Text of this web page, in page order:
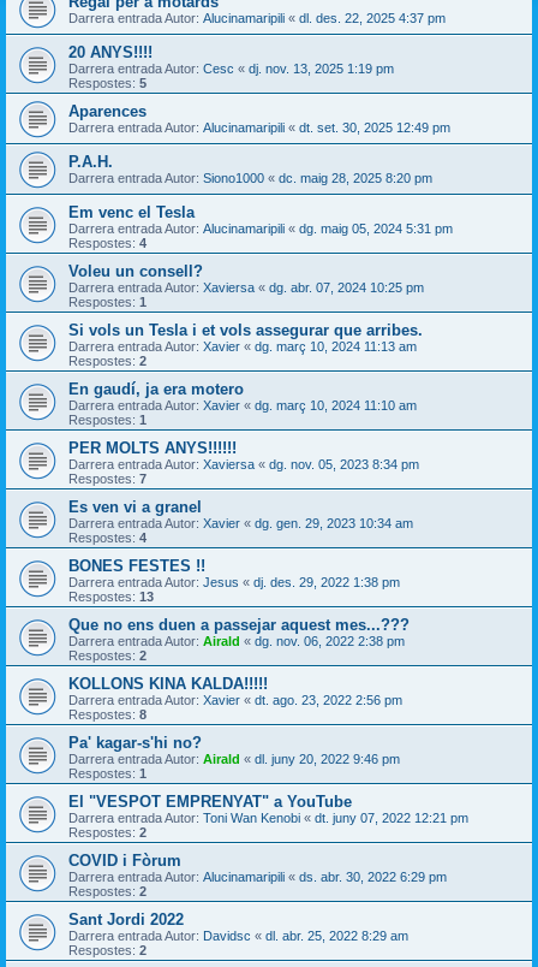
Darrera entrada Autor: Alucinamaripili « dl. des. 22, 2025 4:37 pm
20 ANYS!!!!
Darrera entrada Autor: Cesc « dj. nov. 13, 2025 1:19 pm
Respostes: 5
Aparences
Darrera entrada Autor: Alucinamaripili « dt. set. 30, 2025 12:49 pm
P.A.H.
Darrera entrada Autor: Siono1000 « dc. maig 28, 2025 8:20 pm
Em venc el Tesla
Darrera entrada Autor: Alucinamaripili « dg. maig 05, 2024 5:31 pm
Respostes: 4
Voleu un consell?
Darrera entrada Autor: Xaviersa « dg. abr. 07, 2024 10:25 pm
Respostes: 1
Si vols un Tesla i et vols assegurar que arribes.
Darrera entrada Autor: Xavier « dg. març 10, 2024 11:13 am
Respostes: 2
En gaudí, ja era motero
Darrera entrada Autor: Xavier « dg. març 10, 2024 11:10 am
Respostes: 1
PER MOLTS ANYS!!!!!!
Darrera entrada Autor: Xaviersa « dg. nov. 05, 2023 8:34 pm
Respostes: 7
Es ven vi a granel
Darrera entrada Autor: Xavier « dg. gen. 29, 2023 10:34 am
Respostes: 4
BONES FESTES !!
Darrera entrada Autor: Jesus « dj. des. 29, 2022 1:38 pm
Respostes: 13
Que no ens duen a passejar aquest mes...???
Darrera entrada Autor: Airald « dg. nov. 06, 2022 2:38 pm
Respostes: 2
KOLLONS KINA KALDA!!!!!
Darrera entrada Autor: Xavier « dt. ago. 23, 2022 2:56 pm
Respostes: 8
Pa' kagar-s'hi no?
Darrera entrada Autor: Airald « dl. juny 20, 2022 9:46 pm
Respostes: 1
El "VESPOT EMPRENYAT" a YouTube
Darrera entrada Autor: Toni Wan Kenobi « dt. juny 07, 2022 12:21 pm
Respostes: 2
COVID i Fòrum
Darrera entrada Autor: Alucinamaripili « ds. abr. 30, 2022 6:29 pm
Respostes: 2
Sant Jordi 2022
Darrera entrada Autor: Davidsc « dl. abr. 25, 2022 8:29 am
Respostes: 2